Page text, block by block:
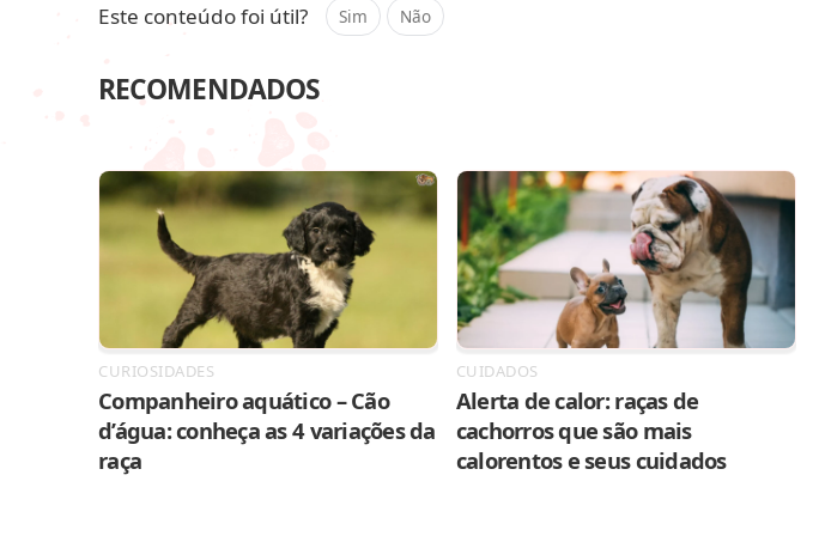
Este conteúdo foi útil? Sim Não
RECOMENDADOS
CURIOSIDADES
Companheiro aquático – Cão
d’água: conheça as 4 variações da
raça
CUIDADOS
Alerta de calor: raças de
cachorros que são mais
calorentos e seus cuidados